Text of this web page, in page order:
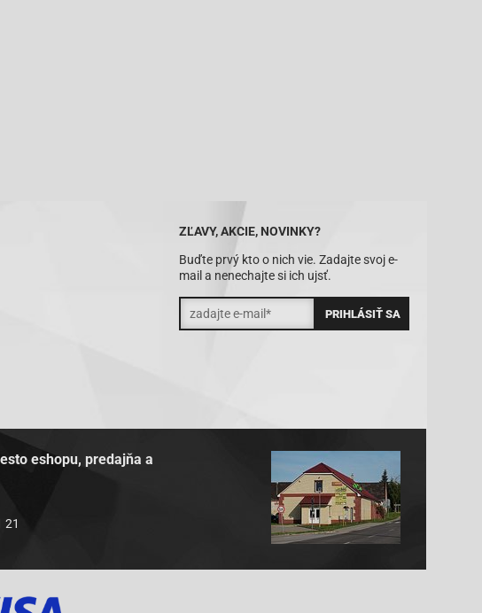
ZĽAVY, AKCIE, NOVINKY?
Buďte prvý kto o nich vie. Zadajte svoj e-
mail a nenechajte si ich ujsť.
eshopu, predajňa a
21